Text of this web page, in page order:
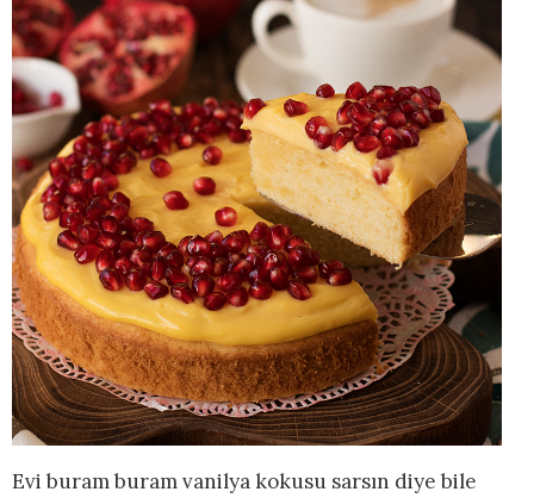
Evi buram buram vanilya kokusu sarsın diye bile